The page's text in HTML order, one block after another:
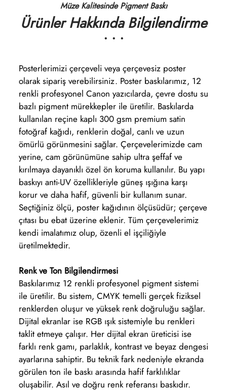
Müze Kalitesinde Pigment Baskı
Ürünler Hakkında Bilgilendirme
• • •
Posterlerimizi çerçeveli veya çerçevesiz poster
olarak sipariş verebilirsiniz. Poster baskılarımız, 12
renkli profesyonel Canon yazıcılarda, çevre dostu su
bazlı pigment mürekkepler ile üretilir. Baskılarda
kullanılan reçine kaplı 300 gsm premium satin
fotoğraf kağıdı, renklerin doğal, canlı ve uzun
ömürlü görünmesini sağlar. Çerçevelerimizde cam
yerine, cam görünümüne sahip ultra şeffaf ve
kırılmaya dayanıklı özel ön koruma kullanılır. Bu yapı
baskıyı anti-UV özellikleriyle güneş ışığına karşı
korur ve daha hafif, güvenli bir kullanım sunar.
Seçtiğiniz ölçü, poster kağıdının ölçüsüdür; çerçeve
çıtası bu ebat üzerine eklenir. Tüm çerçevelerimiz
kendi imalatımız olup, özenli el işçiliğiyle
üretilmektedir.
Renk ve Ton Bilgilendirmesi
Baskılarımız 12 renkli profesyonel pigment sistemi
ile üretilir. Bu sistem, CMYK temelli gerçek fiziksel
renklerden oluşur ve yüksek renk doğruluğu sağlar.
Dijital ekranlar ise RGB ışık sistemiyle bu renkleri
taklit etmeye çalışır. Her dijital ekran üreticisi ise
farklı renk gamı, parlaklık, kontrast ve beyaz dengesi
ayarlarına sahiptir. Bu teknik fark nedeniyle ekranda
görülen ton ile baskı arasında hafif farklılıklar
oluşabilir. Asıl ve doğru renk referansı baskıdır.